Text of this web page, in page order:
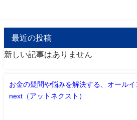
最近の投稿
新しい記事はありません
お金の疑問や悩みを解決する、オール
next（アットネクスト）